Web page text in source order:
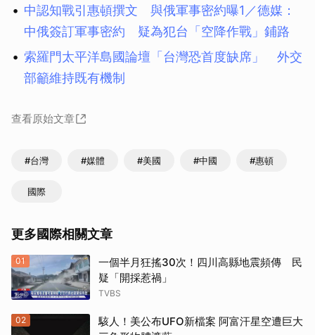
中認知戰引惠頓撰文 與俄軍事密約曝1／德媒：
中俄簽訂軍事密約 疑為犯台「空降作戰」鋪路
索羅門太平洋島國論壇「台灣恐首度缺席」 外交
部籲維持既有機制
查看原始文章
#台灣 #媒體 #美國 #中國 #惠頓
國際
更多國際相關文章
01
一個半月狂搖30次！四川高縣地震頻傳 民
疑「開採惹禍」
TVBS
02
駭人！美公布UFO新檔案 阿富汗星空遭巨大